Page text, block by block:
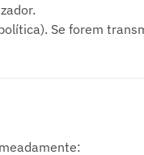
Se forem